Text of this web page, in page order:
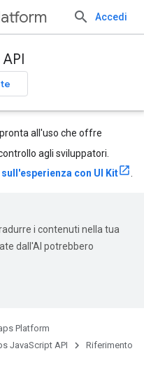
Accedi
all'uso che offre
agli sviluppatori.
con UI Kit .
i contenuti nella tua
dall'AI potrebbero
Platform
JavaScript API Riferimento